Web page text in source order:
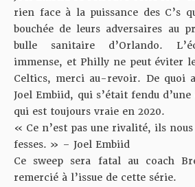
rien face à la puissance des C’s
bouchée de leurs adversaires au
bulle sanitaire d’Orlando.
immense, et Philly ne peut éviter
Celtics, merci au-revoir. De quoi
Joel Embiid, qui s’était fendu
qui est toujours vraie en 2020.
« Ce n’est pas une rivalité, ils
fesses. » – Joel Embiid
Ce sweep sera fatal au coach
remercié à l’issue de cette série.